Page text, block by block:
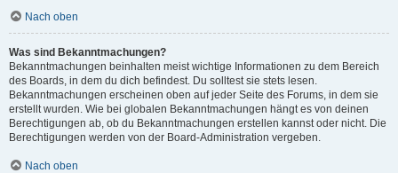
Nach oben
Was sind Bekanntmachungen?
Bekanntmachungen beinhalten meist wichtige Informationen zu dem Bereich
des Boards, in dem du dich befindest. Du solltest sie stets lesen.
Bekanntmachungen erscheinen oben auf jeder Seite des Forums, in dem sie
erstellt wurden. Wie bei globalen Bekanntmachungen hängt es von deinen
Berechtigungen ab, ob du Bekanntmachungen erstellen kannst oder nicht. Die
Berechtigungen werden von der Board-Administration vergeben.
Nach oben